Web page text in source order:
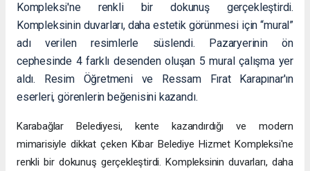
Kompleksi'ne renkli bir dokunuş gerçekleştirdi.
Kompleksinin duvarları, daha estetik görünmesi için “mural”
adı verilen resimlerle süslendi. Pazaryerinin ön
cephesinde 4 farklı desenden oluşan 5 mural çalışma yer
aldı. Resim Öğretmeni ve Ressam Fırat Karapınar'ın
eserleri, görenlerin beğenisini kazandı.
Karabağlar Belediyesi, kente kazandırdığı ve modern
mimarisiyle dikkat çeken Kibar Belediye Hizmet Kompleksi'ne
renkli bir dokunuş gerçekleştirdi. Kompleksinin duvarları, daha